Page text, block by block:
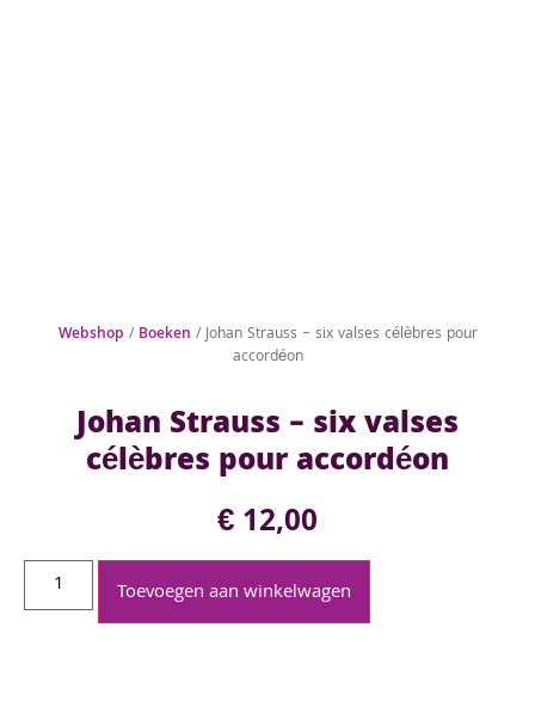
Webshop / Boeken / Johan Strauss – six valses célèbres pour
accordéon
Johan Strauss – six valses
célèbres pour accordéon
€12,00
Toevoegen aan winkelwagen